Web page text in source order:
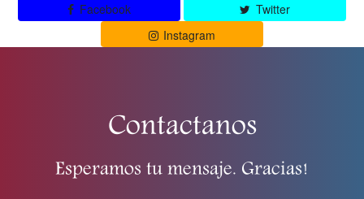
Facebook
Twitter
Instagram
Contactanos
Esperamos tu mensaje. Gracias!